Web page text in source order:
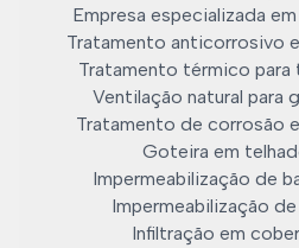
Empresa especializada
Tratamento anticorrosivo
Tratamento térmico para
Ventilação natural para
Tratamento de corrosão
Goteira em
Impermeabilização de
Impermeabilização
Infiltração em